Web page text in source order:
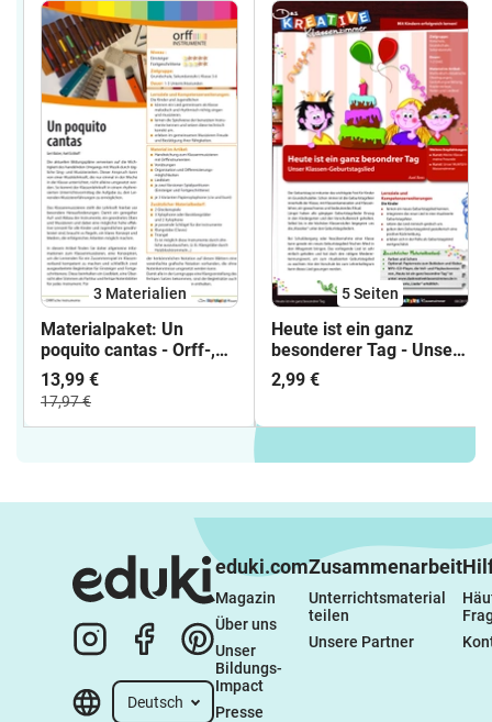
3 Materialien
Materialpaket: Un
poquito cantas - Orff-,
Boomwhackers- und
Soundbellowsspielsätze
13,99 €
17,97 €
5Seiten
Heute ist ein ganz
besonderer Tag - Unser
Klassen-Geburtstagslied
2,99 €
Deutsch
eduki.com
Magazin
Über uns
Unser
Bildungs-
Impact
Presse
Zusammenarbeit
Unterrichtsmaterial
teilen
Unsere Partner